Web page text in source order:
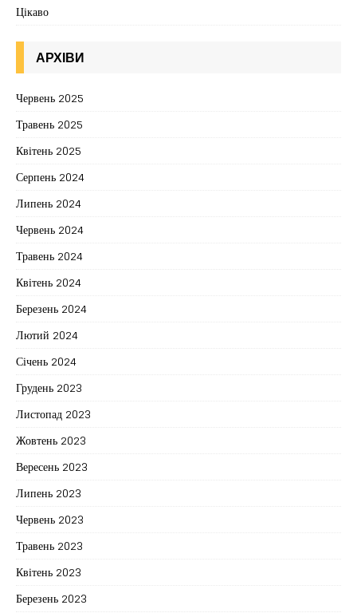
Цікаво
АРХІВИ
Червень 2025
Травень 2025
Квітень 2025
Серпень 2024
Липень 2024
Червень 2024
Травень 2024
Квітень 2024
Березень 2024
Лютий 2024
Січень 2024
Грудень 2023
Листопад 2023
Жовтень 2023
Вересень 2023
Липень 2023
Червень 2023
Травень 2023
Квітень 2023
Березень 2023